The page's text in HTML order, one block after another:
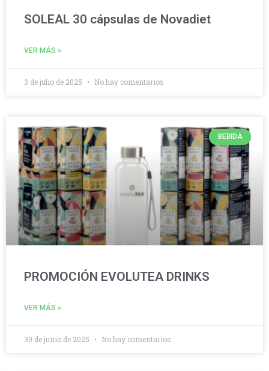
SOLEAL 30 cápsulas de Novadiet
VER MÁS »
3 de julio de 2025 No hay comentarios
BEBIDA
PROMOCIÓN EVOLUTEA DRINKS
VER MÁS »
30 de junio de 2025 No hay comentarios